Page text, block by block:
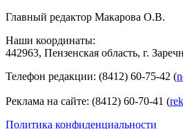
Главный редактор Макарова О.В.
Наши координаты:
442963, Пензенская область, г.
Телефон редакции: (8412) 60-75-42 (
Реклама на сайте: (8412) 60-70-41 (
Политика конфиденциальности